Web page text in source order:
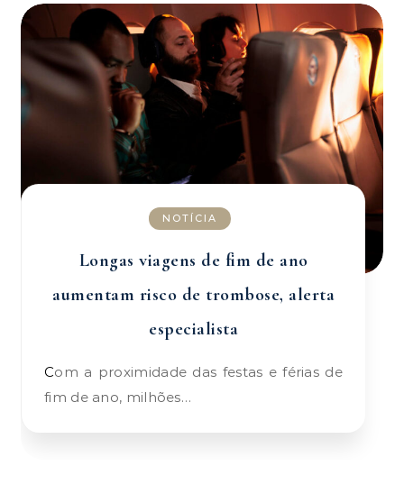
NOTÍCIA
Longas viagens de fim de ano
aumentam risco de trombose, alerta
especialista
Com a proximidade das festas e férias de
fim de ano, milhões…